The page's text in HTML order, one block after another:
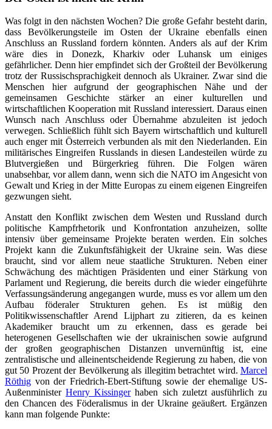
Was folgt in den nächsten Wochen? Die große Gefahr besteht darin,
dass Bevölkerungsteile im Osten der Ukraine ebenfalls einen
Anschluss an Russland fordern könnten. Anders als auf der Krim
wäre dies in Donezk, Kharkiv oder Luhansk um einiges
gefährlicher. Denn hier empfindet sich der Großteil der Bevölkerung
trotz der Russischsprachigkeit dennoch als Ukrainer. Zwar sind die
Menschen hier aufgrund der geographischen Nähe und der
gemeinsamen Geschichte stärker an einer kulturellen und
wirtschaftlichen Kooperation mit Russland interessiert. Daraus einen
Wunsch nach Anschluss oder Übernahme abzuleiten ist jedoch
verwegen. Schließlich fühlt sich Bayern wirtschaftlich und kulturell
auch enger mit Österreich verbunden als mit den Niederlanden. Ein
militärisches Eingreifen Russlands in diesen Landesteilen würde zu
Blutvergießen und Bürgerkrieg führen. Die Folgen wären
unabsehbar, vor allem dann, wenn sich die NATO im Angesicht von
Gewalt und Krieg in der Mitte Europas zu einem eigenen Eingreifen
gezwungen sieht.
Anstatt den Konflikt zwischen dem Westen und Russland durch
politische Kampfrhetorik und Konfrontation anzuheizen, sollte
intensiv über gemeinsame Projekte beraten werden. Ein solches
Projekt kann die Zukunftsfähigkeit der Ukraine sein. Was diese
braucht, sind vor allem neue staatliche Strukturen. Neben einer
Schwächung des mächtigen Präsidenten und einer Stärkung von
Parlament und Regierung, die bereits durch die wieder eingeführte
Verfassungsänderung angegangen wurde, muss es vor allem um den
Aufbau föderaler Strukturen gehen. Es ist müßig den
Politikwissenschaftler Arend Lijphart zu zitieren, da es keinen
Akademiker braucht um zu erkennen, dass es gerade bei
heterogenen Gesellschaften wie der ukrainischen sowie aufgrund
der großen geographischen Distanzen unvernünftig ist, eine
zentralistische und alleinentscheidende Regierung zu haben, die von
gut 50 Prozent der Bevölkerung als illegitim betrachtet wird. Marcel
Röthig von der Friedrich-Ebert-Stiftung sowie der ehemalige US-
AußenministerHenry Kissingerhaben sich zuletzt ausführlich zu
den Chancen des Föderalismus in der Ukraine geäußert. Ergänzen
kann man folgende Punkte: